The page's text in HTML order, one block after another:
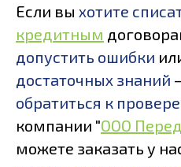
Если вы хотите
кредитным
допустить ошибки
достаточных знаний
обратиться к
компании "ООО
можете заказать у